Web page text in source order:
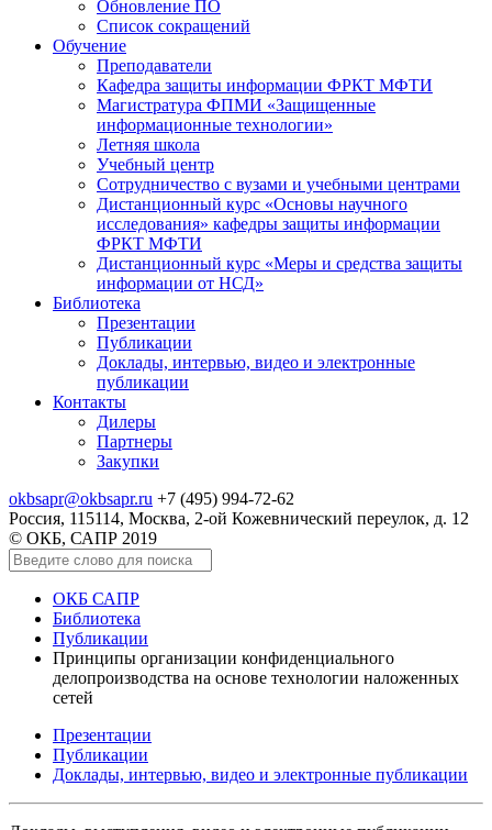
Обновление ПО
Список сокращений
Обучение
Преподаватели
Кафедра защиты информации ФРКТ МФТИ
Магистратура ФПМИ «Защищенные
информационные технологии»
Летняя школа
Учебный центр
Сотрудничество с вузами и учебными центрами
Дистанционный курс «Основы научного
исследования» кафедры защиты информации
ФРКТ МФТИ
Дистанционный курс «Меры и средства защиты
информации от НСД»
Библиотека
Презентации
Публикации
Доклады, интервью, видео и электронные
публикации
Контакты
Дилеры
Партнеры
Закупки
okbsapr@okbsapr.ru +7 (495) 994-72-62
Россия, 115114, Москва, 2-ой Кожевнический переулок, д. 12
© ОКБ, САПР 2019
ОКБ САПР
Библиотека
Публикации
Принципы организации конфиденциального
делопроизводства на основе технологии наложенных
сетей
Презентации
Публикации
Доклады, интервью, видео и электронные публикации